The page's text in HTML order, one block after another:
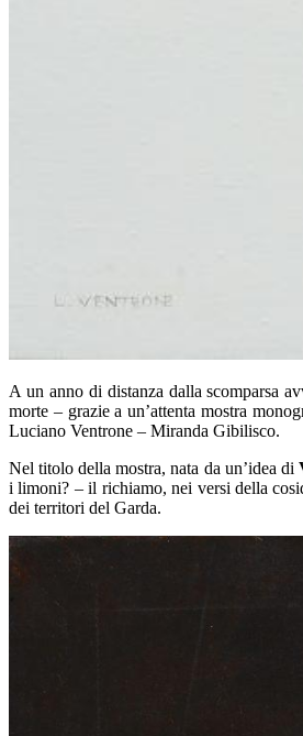
A un anno di distanza dalla scomparsa
morte – grazie a un’attenta mostra
Luciano Ventrone – Miranda Gibilisco.
Nel titolo della mostra, nata da un’idea di
i limoni? – il richiamo, nei versi della
dei territori del Garda.